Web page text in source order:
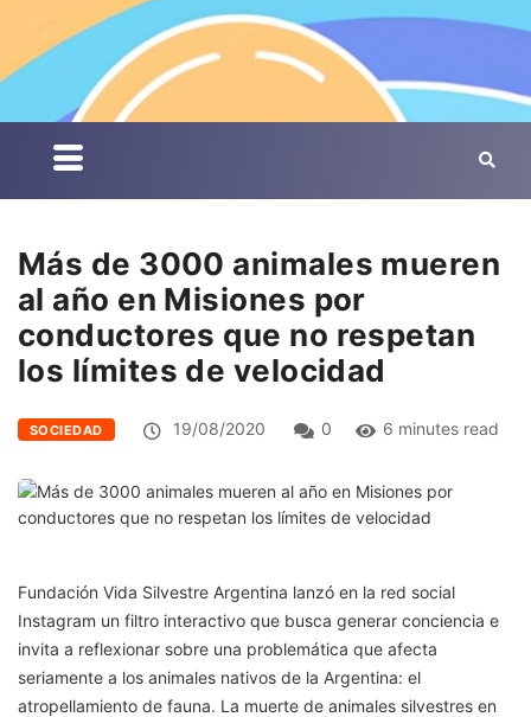
Más de 3000 animales mueren
al año en Misiones por
conductores que no respetan
los límites de velocidad
SOCIEDAD 19/08/2020 0 6 minutes read
Fundación Vida Silvestre Argentina lanzó en la red social
Instagram un filtro interactivo que busca generar conciencia e
invita a reflexionar sobre una problemática que afecta
seriamente a los animales nativos de la Argentina: el
atropellamiento de fauna. La muerte de animales silvestres en